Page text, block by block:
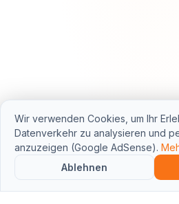
Wir verwenden Cookies, um Ihr
Datenverkehr zu analysieren und
anzuzeigen (Google AdSense).
Ablehnen